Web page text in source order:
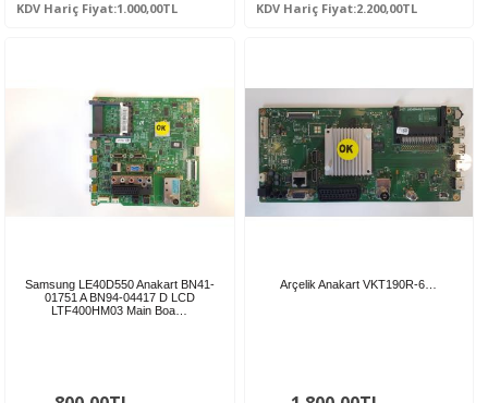
KDV Hariç Fiyat:1.000,00TL KDV Hariç Fiyat:2.200,00TL
Samsung LE40D550 Anakart BN41-
01751 A BN94-04417 D LCD
LTF400HM03 Main Boa…
Arçelik Anakart VKT190R-6…